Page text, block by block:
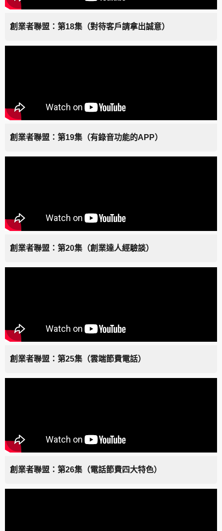
創業者聯盟：第18集（對待客戶請拿出誠意）
創業者聯盟：第19集（有錄音功能的APP）
創業者聯盟：第20集（創業達人經驗談）
創業者聯盟：第25集（雲端節費電話）
創業者聯盟：第26集（電話節費四大特色）